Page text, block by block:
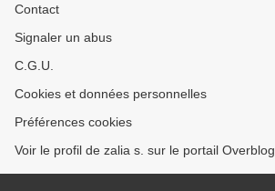
Contact
Signaler un abus
C.G.U.
Cookies et données personnelles
Préférences cookies
Voir le profil de zalia s. sur le portail Overblog